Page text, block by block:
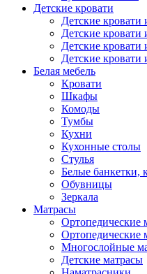
Детские кровати
Детские кровати
Детские кровати
Детские кровати
Детские кровати
Белая мебель
Кровати
Шкафы
Комоды
Тумбы
Кухни
Кухонные столы
Стулья
Белые банкетки,
Обувницы
Зеркала
Матрасы
Ортопедические
Ортопедические
Многослойные
Детские матрасы